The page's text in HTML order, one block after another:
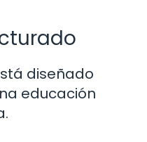
diseñado
educación